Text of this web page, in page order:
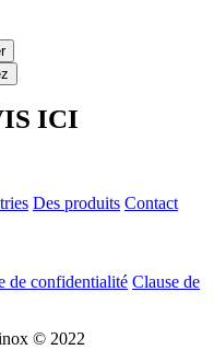
ICI
Des produits Contact
de confidentialité Clause de
© 2022